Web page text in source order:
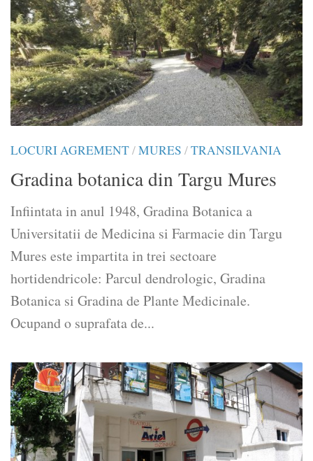
LOCURI AGREMENT/MURES /TRANSILVANIA
Gradina botanica din Targu Mures
Infiintata in anul 1948, Gradina Botanica a
Universitatii de Medicina si Farmacie din Targu
Mures este impartita in trei sectoare
hortidendricole: Parcul dendrologic, Gradina
Botanica si Gradina de Plante Medicinale.
Ocupand o suprafata de...